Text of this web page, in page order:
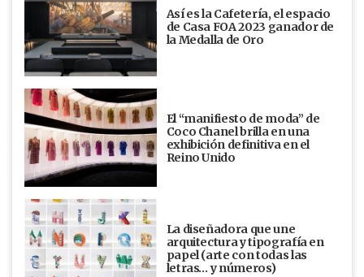
Así es la Cafetería, el espacio
de Casa FOA 2023 ganador de
la Medalla de Oro
El “manifiesto de moda” de
Coco Chanel brilla en una
exhibición definitiva en el
Reino Unido
La diseñadora que une
arquitectura y tipografía en
papel (arte con todas las
letras… y números)